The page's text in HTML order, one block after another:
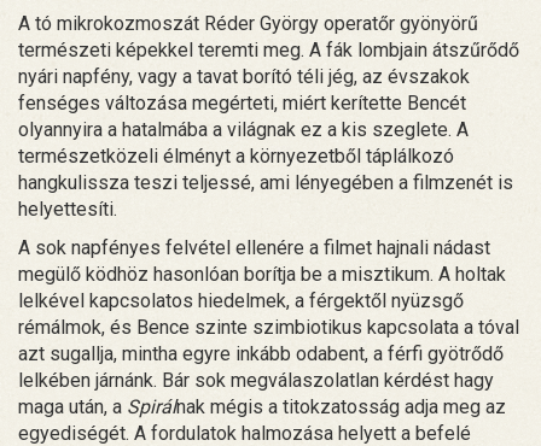
A tó mikrokozmoszát Réder György operatőr gyönyörű
természeti képekkel teremti meg. A fák lombjain átszűrődő
nyári napfény, vagy a tavat borító téli jég, az évszakok
fenséges változása megérteti, miért kerítette Bencét
olyannyira a hatalmába a világnak ez a kis szeglete. A
természetközeli élményt a környezetből táplálkozó
hangkulissza teszi teljessé, ami lényegében a filmzenét is
helyettesíti.
A sok napfényes felvétel ellenére a filmet hajnali nádast
megülő ködhöz hasonlóan borítja be a misztikum. A holtak
lelkével kapcsolatos hiedelmek, a férgektől nyüzsgő
rémálmok, és Bence szinte szimbiotikus kapcsolata a tóval
azt sugallja, mintha egyre inkább odabent, a férfi gyötrődő
lelkében járnánk. Bár sok megválaszolatlan kérdést hagy
maga után, a Spirálnak mégis a titokzatosság adja meg az
egyediségét. A fordulatok halmozása helyett a befelé